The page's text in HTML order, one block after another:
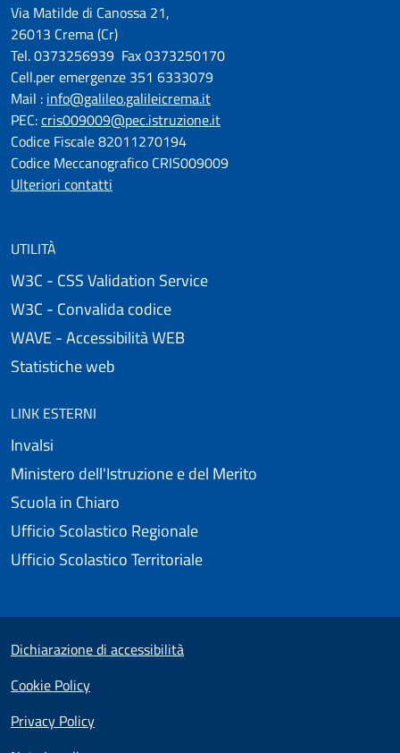
Via Matilde di Canossa 21,
26013 Crema (Cr)
Tel. 0373256939 Fax 0373250170
Cell.per emergenze 351 6333079
Mail : info@galileo.galileicrema.it
PEC:cris009009@pec.istruzione.it
Codice Fiscale 82011270194
Codice Meccanografico CRIS009009
Ulteriori contatti
UTILITÀ
W3C - CSS Validation Service
W3C - Convalida codice
WAVE - Accessibilità WEB
Statistiche web
LINK ESTERNI
Invalsi
Ministero dell'Istruzione e del Merito
Scuola in Chiaro
Ufficio Scolastico Regionale
Ufficio Scolastico Territoriale
Small prints
Useful links section
Dichiarazione di accessibilità
Cookie Policy
Privacy Policy